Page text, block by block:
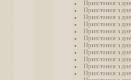
Привітання з
Привітання з
Привітання з
Привітання з
Привітання з
Привітання з
Привітання з
Привітання з
Привітання з
Привітання з
Привітання з